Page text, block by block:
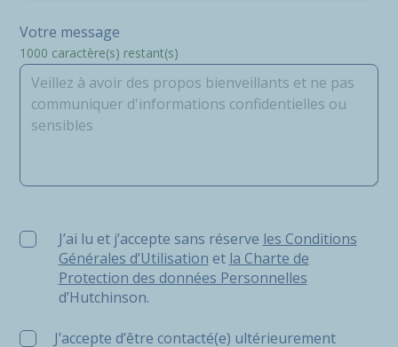
Votre message
1000 caractère(s) restant(s)
J’ai lu et j’accepte sans réserve les Conditions
J’ai lu et j’accepte sans réserve les Conditions
Générales d’Utilisation et la Charte de
Protection des données Personnelles
d’Hutchinson.
J’accepte d’être contacté(e) ultérieurement